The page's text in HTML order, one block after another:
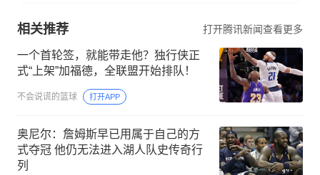
相关推荐 打开腾讯新闻查看更多
一个首轮签，就能带走他？独行侠正
式“上架”加福德，全联盟开始排队！
不会说谎的篮球 打开APP
奥尼尔：詹姆斯早已用属于自己的方
式夺冠 他仍无法进入湖人队史传奇行
列